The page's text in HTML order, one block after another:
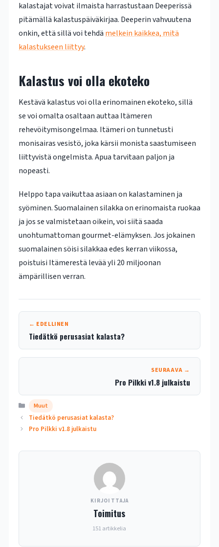
kalastajat voivat ilmaista harrastustaan Deeperissä
pitämällä kalastuspäiväkirjaa. Deeperin vahvuutena
onkin, että sillä voi tehdä melkein kaikkea, mitä
kalastukseen liittyy.
Kalastus voi olla ekoteko
Kestävä kalastus voi olla erinomainen ekoteko, sillä
se voi omalta osaltaan auttaa Itämeren
rehevöitymisongelmaa. Itämeri on tunnetusti
monisairas vesistö, joka kärsii monista saastumiseen
liittyvistä ongelmista. Apua tarvitaan paljon ja
nopeasti.
Helppo tapa vaikuttaa asiaan on kalastaminen ja
syöminen. Suomalainen silakka on erinomaista ruokaa
ja jos se valmistetaan oikein, voi siitä saada
unohtumattoman gourmet-elämyksen. Jos jokainen
suomalainen söisi silakkaa edes kerran viikossa,
poistuisi Itämerestä levää yli 20 miljoonan
ämpärillisen verran.
← EDELLINEN
Tiedätkö perusasiat kalasta?
SEURAAVA →
Pro Pilkki v1.8 julkaistu
Kategoriat
Muut
Tiedätkö perusasiat kalasta?
Pro Pilkki v1.8 julkaistu
KIRJOITTAJA
Toimitus
151 artikkelia